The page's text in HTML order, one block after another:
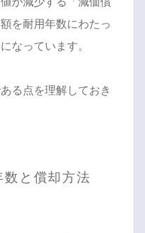
を耐用年数にわたっ
なっています。
る点を理解しておき
と償却方法